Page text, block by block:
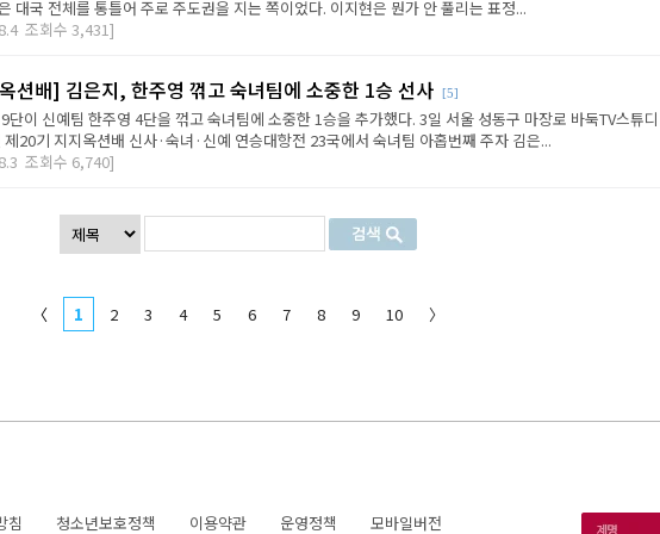
대국 전체를 통틀어 주로 주도권을 지는 쪽이었다. 이지현은 뭔가 안 풀리는 표정...
조회수 3,431]
션배] 김은지, 한주영 꺾고 숙녀팀에 소중한 1승 선사 [5]
단이 신예팀 한주영 4단을 꺾고 숙녀팀에 소중한 1승을 추가했다. 3일 서울 성동구 마장로 바둑TV스튜
제20기 지지옥션배 신사·숙녀·신예 연승대항전 23국에서 숙녀팀 아홉번째 주자 김은...
조회수 6,740]
〈 1 2 3 4 5 6 7 8 9 10 〉
침 청소년보호정책 이용약관 운영정책 모바일버전